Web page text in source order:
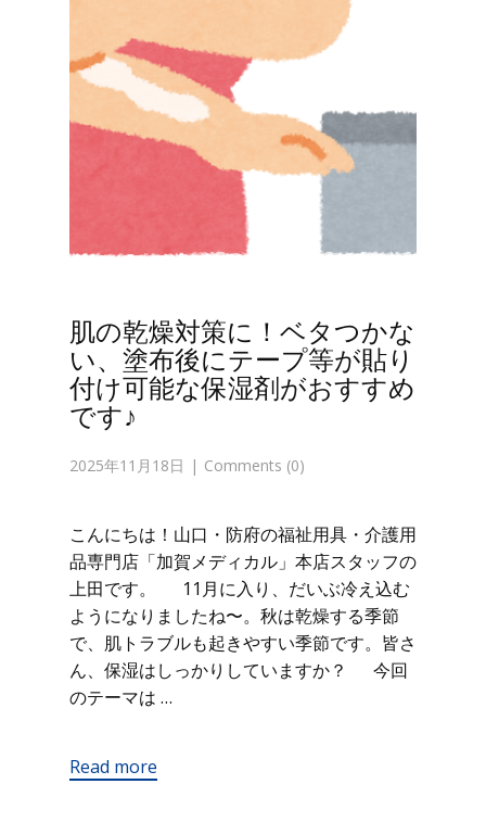
肌の乾燥対策に！ベタつかな
い、塗布後にテープ等が貼り
付け可能な保湿剤がおすすめ
です♪
2025年11月18日 Comments (0)
こんにちは！山口・防府の福祉用具・介護用
品専門店「加賀メディカル」本店スタッフの
上田です。 11月に入り、だいぶ冷え込む
ようになりましたね〜。秋は乾燥する季節
で、肌トラブルも起きやすい季節です。皆さ
ん、保湿はしっかりしていますか？ 今回
のテーマは …
Read more